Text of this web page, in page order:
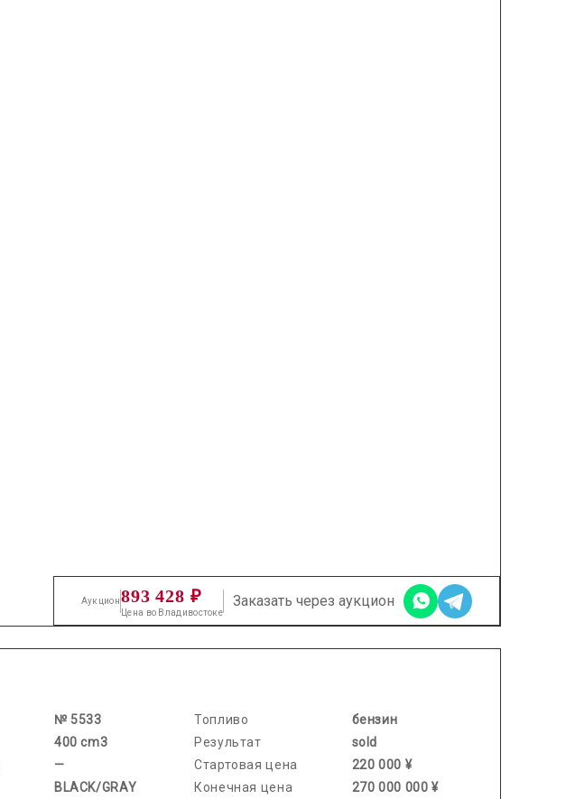
Аукцион893 428 ₽
Цена во Владивостоке
Заказать через аукцион
№ 5533
400 cm3
—
BLACK/GRAY
Топливо
бензин
Результат
sold
Стартовая цена
220 000 ¥
Конечная цена
270 000 000 ¥